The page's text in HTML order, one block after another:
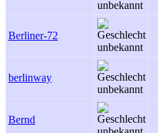
Berliner-72
berlinway
Bernd